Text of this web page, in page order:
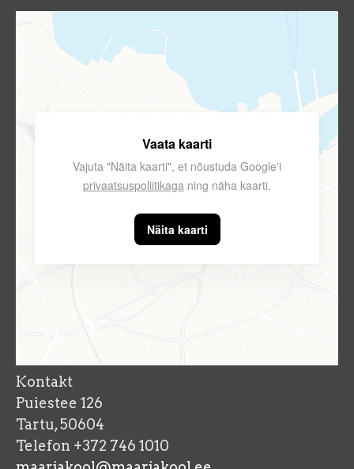
Vaata kaarti
Vajuta "Näita kaarti", et nõustuda Google'i
privaatsuspoliitikaga ning näha kaarti.
Näita kaarti
Kontakt
Puiestee 126
Tartu, 50604
Telefon +372 746 1010